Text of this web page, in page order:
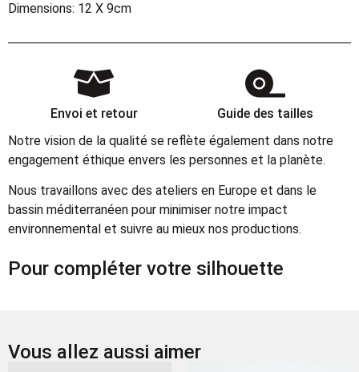
Dimensions: 12 X 9cm
Envoi et retour
Guide des tailles
Notre vision de la qualité se reflète également dans notre
engagement éthique envers les personnes et la planète.
Nous travaillons avec des ateliers en Europe et dans le
bassin méditerranéen pour minimiser notre impact
environnemental et suivre au mieux nos productions.
Pour compléter votre silhouette
Vous allez aussi aimer